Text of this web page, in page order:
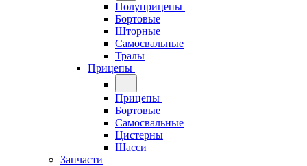
Полуприцепы
Бортовые
Шторные
Самосвальные
Тралы
Прицепы
Прицепы
Бортовые
Самосвальные
Цистерны
Шасси
Запчасти